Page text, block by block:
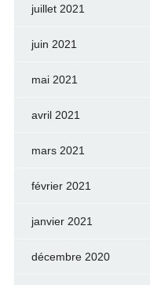
juillet 2021
juin 2021
mai 2021
avril 2021
mars 2021
février 2021
janvier 2021
décembre 2020